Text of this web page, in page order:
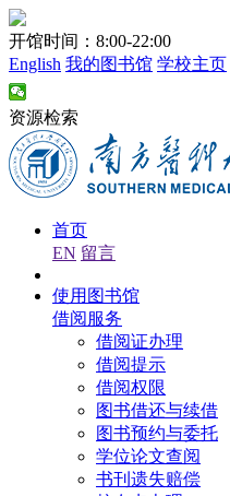
开馆时间：8:00-22:00
English 我的图书馆 学校主页
资源检索
首页
EN 留言
使用图书馆
借阅服务
借阅证办理
借阅提示
借阅权限
图书借还与续借
图书预约与委托
学位论文查阅
书刊遗失赔偿